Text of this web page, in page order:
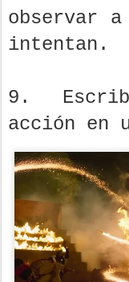
todas las
observar
9.
acción en